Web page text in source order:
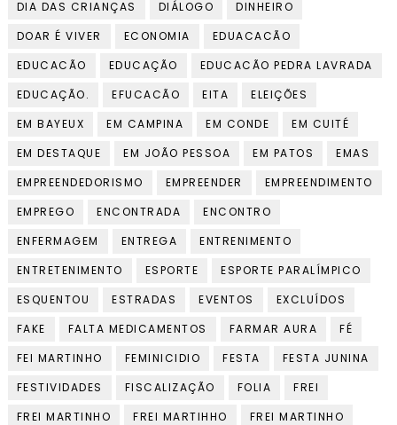
DIA DAS CRIANÇAS
DIÁLOGO
DINHEIRO
DOAR É VIVER
ECONOMIA
EDUACACÃO
EDUCACÃO
EDUCAÇÃO
EDUCACÃO PEDRA LAVRADA
EDUCAÇÃO.
EFUCACÃO EITA
ELEIÇÕES
EM BAYEUX
EM CAMPINA EM CONDE
EM CUITÉ
EM DESTAQUE
EM JOÃO PESSOA EM PATOS
EMAS
EMPREENDEDORISMO
EMPREENDER
EMPREENDIMENTO
EMPREGO
ENCONTRADA
ENCONTRO
ENFERMAGEM
ENTREGA
ENTRENIMENTO
ENTRETENIMENTO
ESPORTE
ESPORTE PARALÍMPICO
ESQUENTOU
ESTRADAS EVENTOS
EXCLUÍDOS
FAKE
FALTA MEDICAMENTOS FARMAR AURA
FÉ
FEI MARTINHO
FEMINICIDIO FESTA
FESTA JUNINA
FESTIVIDADES
FISCALIZAÇÃO FOLIA
FREI
FREI MARTINHO
FREI MARTIHHO
FREI MARTINHO